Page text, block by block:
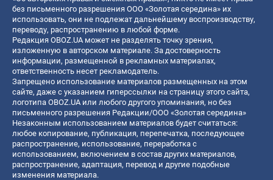
без письменного разрешения ООО «Золотая середина» их
использовать, они не подлежат дальнейшему воспроизводству,
переводу, распространению в любой форме.
Редакция OBOZ.UA может не разделять точку зрения,
изложенную в авторском материале. За достоверность
информации, размещенной в рекламных материалах,
ответственность несет рекламодатель.
Запрещено использование материалов размещенных на этом
сайте, даже с указанием гиперссылки на страницу этого сайта,
логотипа OBOZ.UA или любого другого упоминания, но без
письменного разрешения Редакции/ООО «Золотая середина»
Незаконным использованием материалов будет считаться:
любое копирование, публикация, перепечатка, последующее
распространение, использование, переработка с
использованием, включением в состав других материалов,
распространение, адаптация, перевод и другие подобные
изменения материала.